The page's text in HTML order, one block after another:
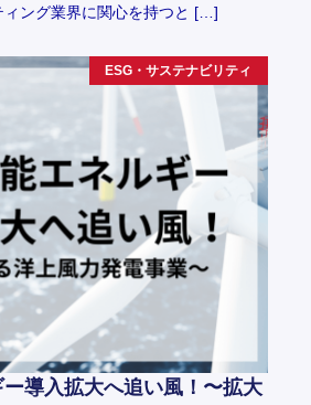
ィング業界に関心を持つと […]
ESG・サステナビリティ
導入拡大へ追い風！〜拡大